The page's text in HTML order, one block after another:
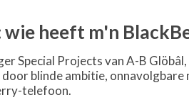
heeft m'n
Special Projects van A-B
blinde ambitie, onnavolgbare
telefoon.